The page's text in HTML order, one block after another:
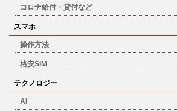
コロナ給付・貸付など
スマホ
操作方法
格安SIM
テクノロジー
AI